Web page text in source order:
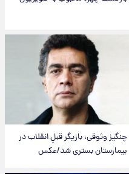
چنگیز وثوقی، بازیگر قبلِ انقلاب در
بیمارستان بستری شد/عکس